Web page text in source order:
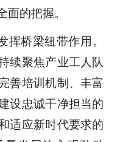
的把握。
挥桥梁纽带作用。
续聚焦产业工人队
善培训机制、丰富
设忠诚干净担当的
适应新时代要求的